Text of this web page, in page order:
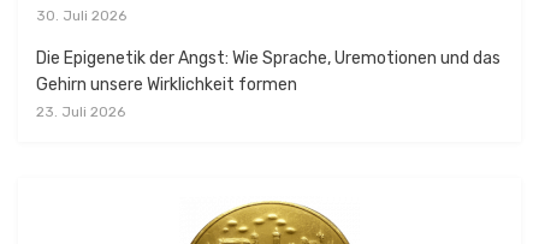
30. Juli 2026
Die Epigenetik der Angst: Wie Sprache, Uremotionen und das
Gehirn unsere Wirklichkeit formen
23. Juli 2026